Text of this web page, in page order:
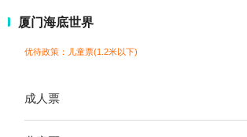
厦门海底世界
优待政策：儿童票(1.2米以下)
成人票